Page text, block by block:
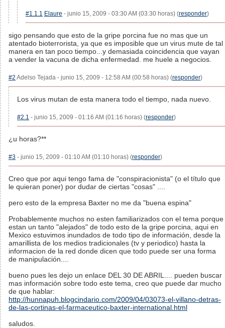
#1.1.1 Elaure - junio 15, 2009 - 03:30 AM (03:30 horas) (responder)
sigo pensando que esto de la gripe porcina fue no mas que un
atentado bioterrorista, ya que es imposible que un virus mute de tal
manera en tan poco tiempo...y demasiada coincidencia que vayan
a vender la vacuna de dicha enfermedad. me huele a negocios.
#2 Adelso Tejada - junio 15, 2009 - 12:58 AM (00:58 horas) (responder)
Los virus mutan de esta manera todo el tiempo, nada nuevo.
#2.1 - junio 15, 2009 - 01:16 AM (01:16 horas) (responder)
¿u horas?**
#3 - junio 15, 2009 - 01:10 AM (01:10 horas) (responder)
Creo que por aqui tengo fama de "conspiracionista" (o el título que
le quieran poner) por dudar de ciertas "cosas" ....
pero esto de la empresa Baxter no me da "buena espina"
Probablemente muchos no esten familiarizados con el tema porque
estan un tanto "alejados" de todo esto de la gripe porcina, aqui en
Mexico estuvimos inundados de todo tipo de información, desde la
amarillista de los medios tradicionales (tv y periodico) hasta la
informacion de la red donde dicen que todo puede ser una forma
de manipulación....
bueno pues les dejo un enlace DEL 30 DE ABRIL.... pueden buscar
mas información sobre todo este tema, creo que puede dar mucho
de que hablar:
http://hunnapuh.blogcindario.com/2009/04/03073-el-villano-detras-
de-las-cortinas-el-farmaceutico-baxter-international.html
saludos.